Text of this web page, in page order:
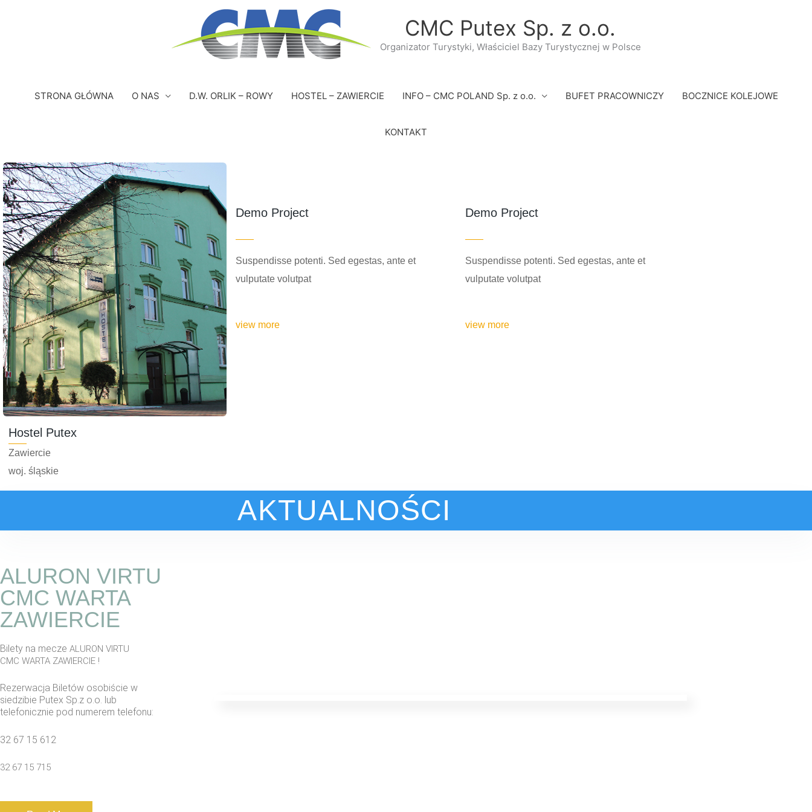
CMC Putex Sp. z o.o.
Organizator Turystyki, Właściciel Bazy Turystycznej w Polsce
STRONA GŁÓWNA O NAS D.W. ORLIK – ROWY HOSTEL – ZAWIERCIE INFO – CMC POLAND Sp. z o.o. BUFET PRACOWNICZY BOCZNICE KOLEJOWE
KONTAKT
Hostel Putex
Zawiercie
woj. śląskie
Demo Project
Suspendisse potenti. Sed egestas, ante et
vulputate volutpat
view more
Demo Project
Suspendisse potenti. Sed egestas, ante et
vulputate volutpat
view more
AKTUALNOŚCI
ALURON VIRTU
CMC WARTA
ZAWIERCIE
Bilety na mecze ALURON VIRTU
CMC WARTA ZAWIERCIE !
Rezerwacja Biletów osobiście w
siedzibie Putex Sp.z o.o. lub
telefonicznie pod numerem telefonu:
32 67 15 612
32 67 15 715